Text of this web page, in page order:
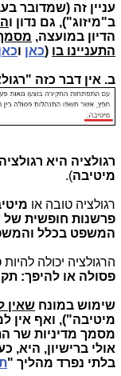
עניין זה (שמדובר
ב"מיזוג"), גם נדון ו
הדיון במועצה,
התעניינו בו (כאן ו
ב. אין דבר כזה
רגולציה היא רגולציה
מיטיבה).
רגולציה טובה או
פרשנות חופשית של
המשפט בכלל
הרגולציה יכולה להיות
פסולה או להיפך:
שימוש במונח שאין
מיטיבה"), ואף אין
מסמך מדיניות שר
אולי ברישיון, היא,
בלתי נפרד מהליך "